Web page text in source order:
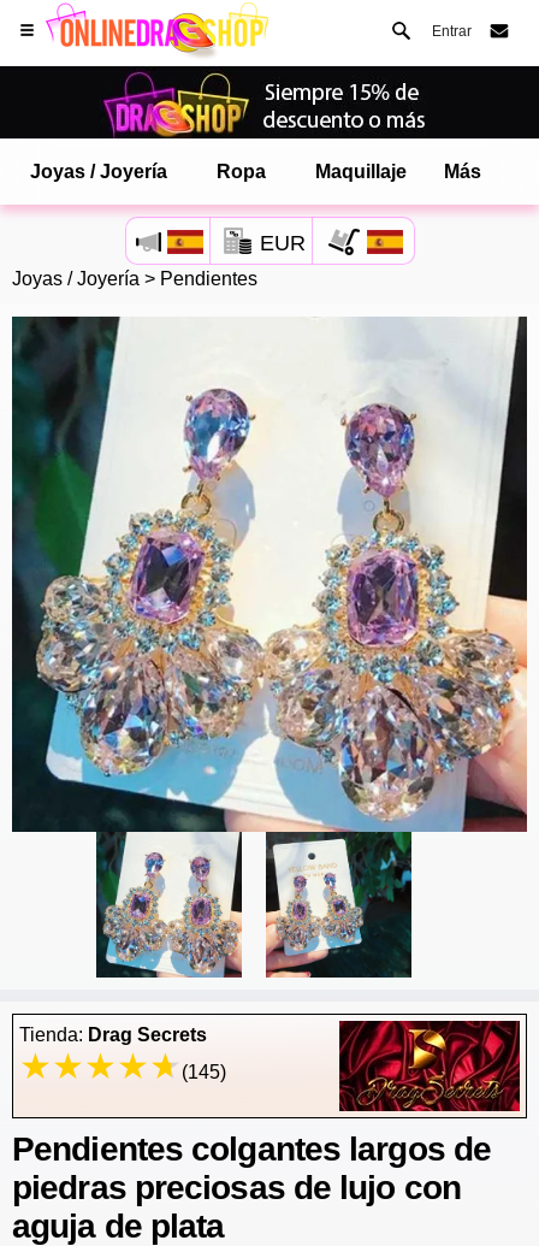
Entrar
Joyas / Joyería Ropa Maquillaje Más
EUR
Joyas / Joyería > Pendientes
Tienda: Drag Secrets
(145)
Pendientes colgantes largos de
piedras preciosas de lujo con
aguja de plata
Abre tu menú de Safari.
y toca AÑADIR A LA PANTALLA DE INICIO
onlinedragshop ahora está instalado como APLICACIÓN